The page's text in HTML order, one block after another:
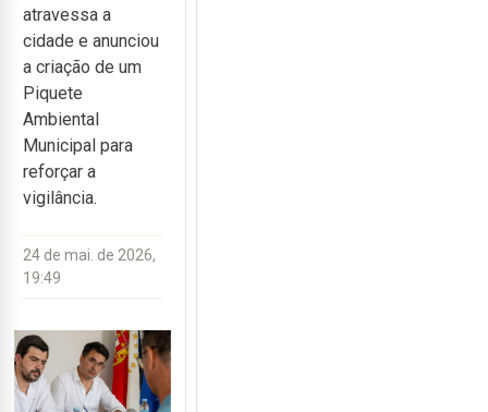
atravessa a
cidade e anunciou
a criação de um
Piquete
Ambiental
Municipal para
reforçar a
vigilância.
24 de mai. de 2026,
19:49